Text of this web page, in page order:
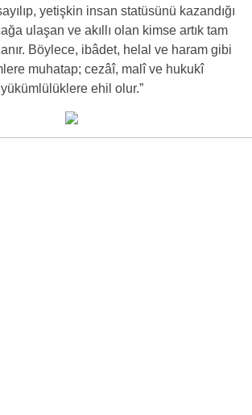
yetişkin insan statüsünü kazandığı
ulaşan ve akıllı olan kimse artık tam
Böylece, ibâdet, helal ve haram gibi
muhatap; cezâî, malî ve hukukî
yükümlülüklere ehil olur.”